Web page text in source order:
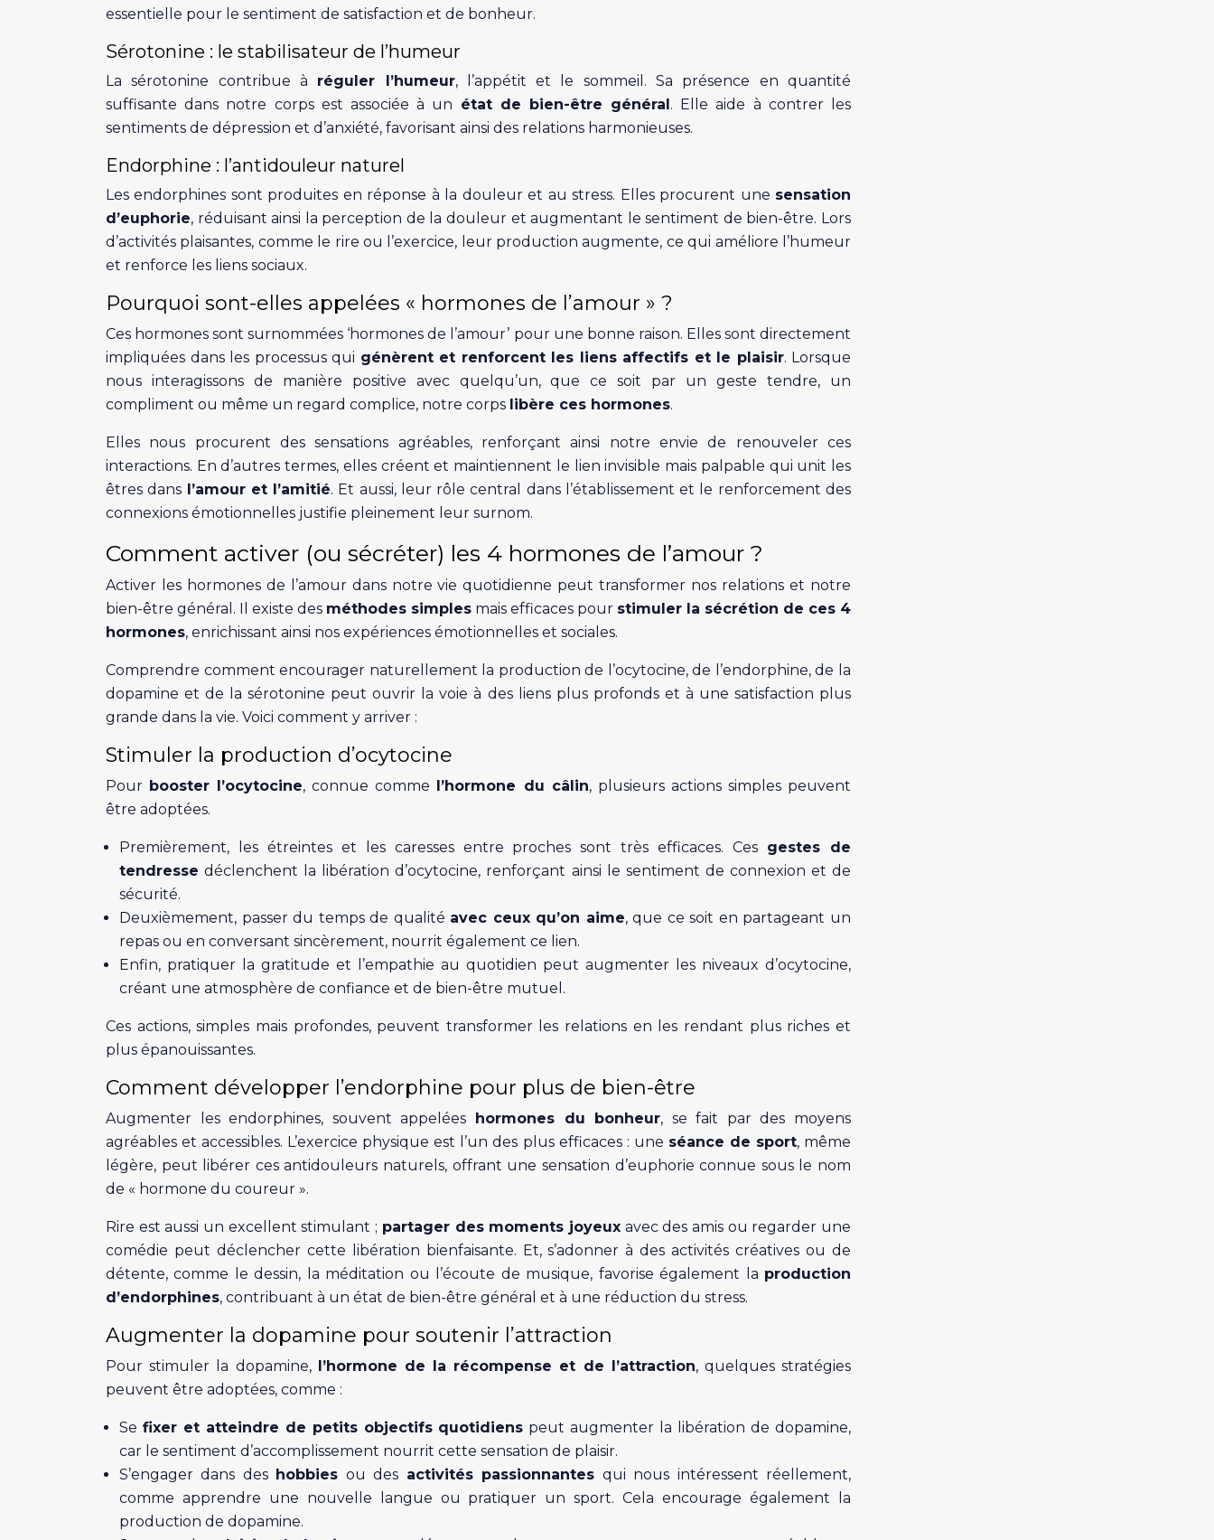
essentielle pour le sentiment de satisfaction et de bonheur.
Sérotonine : le stabilisateur de l’humeur
La sérotonine contribue à réguler l’humeur, l’appétit et le sommeil. Sa présence en quantité
suffisante dans notre corps est associée à un état de bien-être général. Elle aide à contrer les
sentiments de dépression et d’anxiété, favorisant ainsi des relations harmonieuses.
Endorphine : l’antidouleur naturel
Les endorphines sont produites en réponse à la douleur et au stress. Elles procurent une sensation
d’euphorie, réduisant ainsi la perception de la douleur et augmentant le sentiment de bien-être. Lors
d’activités plaisantes, comme le rire ou l’exercice, leur production augmente, ce qui améliore l’humeur
et renforce les liens sociaux.
Pourquoi sont-elles appelées « hormones de l’amour » ?
Ces hormones sont surnommées ‘hormones de l’amour’ pour une bonne raison. Elles sont directement
impliquées dans les processus qui génèrent et renforcent les liens affectifs et le plaisir. Lorsque
nous interagissons de manière positive avec quelqu’un, que ce soit par un geste tendre, un
compliment ou même un regard complice, notre corps libère ces hormones.
Elles nous procurent des sensations agréables, renforçant ainsi notre envie de renouveler ces
interactions. En d’autres termes, elles créent et maintiennent le lien invisible mais palpable qui unit les
êtres dans l’amour et l’amitié. Et aussi, leur rôle central dans l’établissement et le renforcement des
connexions émotionnelles justifie pleinement leur surnom.
Comment activer (ou sécréter) les 4 hormones de l’amour ?
Activer les hormones de l’amour dans notre vie quotidienne peut transformer nos relations et notre
bien-être général. Il existe des méthodes simples mais efficaces pour stimuler la sécrétion de ces 4
hormones, enrichissant ainsi nos expériences émotionnelles et sociales.
Comprendre comment encourager naturellement la production de l’ocytocine, de l’endorphine, de la
dopamine et de la sérotonine peut ouvrir la voie à des liens plus profonds et à une satisfaction plus
grande dans la vie. Voici comment y arriver :
Stimuler la production d’ocytocine
Pour booster l’ocytocine, connue comme l’hormone du câlin, plusieurs actions simples peuvent
être adoptées.
Premièrement, les étreintes et les caresses entre proches sont très efficaces. Ces gestes de
tendresse déclenchent la libération d’ocytocine, renforçant ainsi le sentiment de connexion et de
sécurité.
Deuxièmement, passer du temps de qualité avec ceux qu’on aime, que ce soit en partageant un
repas ou en conversant sincèrement, nourrit également ce lien.
Enfin, pratiquer la gratitude et l’empathie au quotidien peut augmenter les niveaux d’ocytocine,
créant une atmosphère de confiance et de bien-être mutuel.
Ces actions, simples mais profondes, peuvent transformer les relations en les rendant plus riches et
plus épanouissantes.
Comment développer l’endorphine pour plus de bien-être
Augmenter les endorphines, souvent appelées hormones du bonheur, se fait par des moyens
agréables et accessibles. L’exercice physique est l’un des plus efficaces : une séance de sport, même
légère, peut libérer ces antidouleurs naturels, offrant une sensation d’euphorie connue sous le nom
de « hormone du coureur ».
Rire est aussi un excellent stimulant ; partager des moments joyeuxavec des amis ou regarder une
comédie peut déclencher cette libération bienfaisante. Et, s’adonner à des activités créatives ou de
détente, comme le dessin, la méditation ou l’écoute de musique, favorise également la production
d’endorphines, contribuant à un état de bien-être général et à une réduction du stress.
Augmenter la dopamine pour soutenir l’attraction
Pour stimuler la dopamine, l’hormone de la récompense et de l’attraction, quelques stratégies
peuvent être adoptées, comme :
Se fixer et atteindre de petits objectifs quotidiens peut augmenter la libération de dopamine,
car le sentiment d’accomplissement nourrit cette sensation de plaisir.
S’engager dans des hobbies ou des activités passionnantes qui nous intéressent réellement,
comme apprendre une nouvelle langue ou pratiquer un sport. Cela encourage également la
production de dopamine.